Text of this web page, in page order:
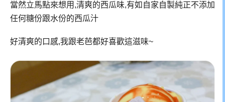
當然立馬點來想用,清爽的西瓜味,有如自家自製純正不添加
任何糖份跟水份的西瓜汁
好清爽的口感,我跟老芭都好喜歡這滋味~